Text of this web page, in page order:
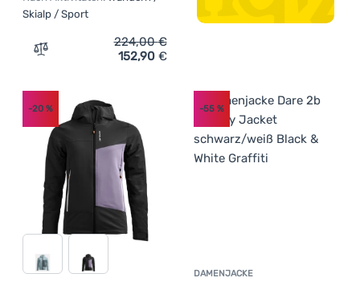
Skialp / Sport
Zum Vergleich 'Damenjacke High Point Zone Lady
224,00€
152,90 €
-20 %
DAMENJACKE
-55%